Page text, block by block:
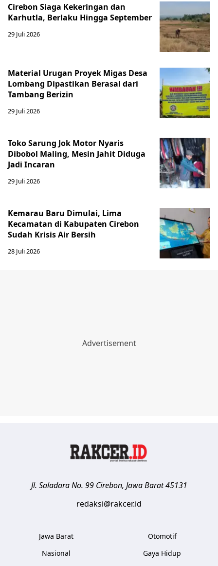
Cirebon Siaga Kekeringan dan
Karhutla, Berlaku Hingga September
29 Juli 2026
Material Urugan Proyek Migas Desa
Lombang Dipastikan Berasal dari
Tambang Berizin
29 Juli 2026
Toko Sarung Jok Motor Nyaris
Dibobol Maling, Mesin Jahit Diduga
Jadi Incaran
29 Juli 2026
Kemarau Baru Dimulai, Lima
Kecamatan di Kabupaten Cirebon
Sudah Krisis Air Bersih
28 Juli 2026
Jl. Saladara No. 99 Cirebon, Jawa Barat 45131
redaksi@rakcer.id
Jawa Barat
Nasional
Otomotif
Gaya Hidup